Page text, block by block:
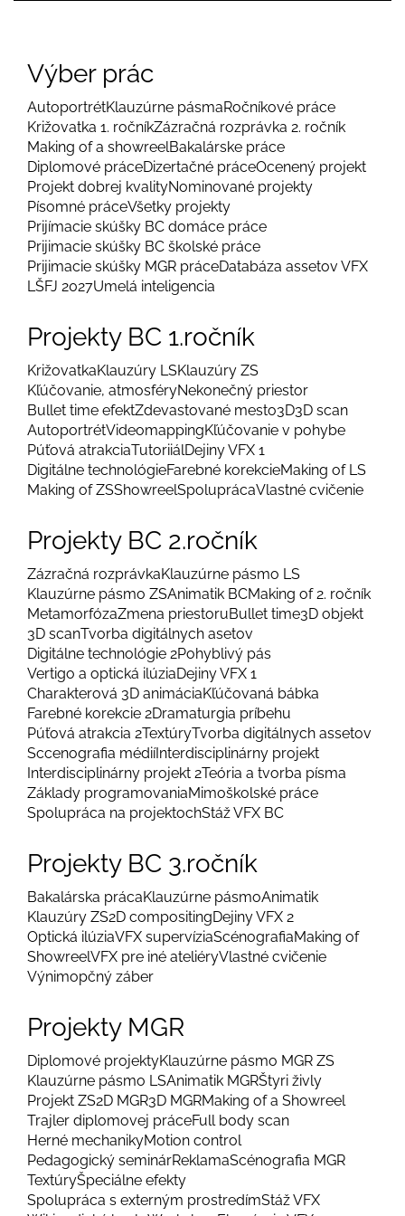
Výber prác
AutoportrétKlauzúrne pásmaRočníkové práce
Križovatka 1. ročníkZázračná rozprávka 2. ročník
Making of a showreelBakalárske práce
Diplomové práceDizertačné práceOcenený projekt
Projekt dobrej kvalityNominované projekty
Písomné práceVšetky projekty
Prijímacie skúšky BC domáce práce
Prijimacie skúšky BC školské práce
Prijimacie skúšky MGR práceDatabáza assetov VFX
LŠFJ 2027Umelá inteligencia
Projekty BC 1.ročník
KrižovatkaKlauzúry LSKlauzúry ZS
Kľúčovanie, atmosféryNekonečný priestor
Bullet time efektZdevastované mesto3D3D scan
AutoportrétVideomappingKľúčovanie v pohybe
Púťová atrakciaTutoriiálDejiny VFX 1
Digitálne technológieFarebné korekcieMaking of LS
Making of ZSShowreelSpoluprácaVlastné cvičenie
Projekty BC 2.ročník
Zázračná rozprávkaKlauzúrne pásmo LS
Klauzúrne pásmo ZSAnimatik BCMaking of 2. ročník
MetamorfózaZmena priestoruBullet time3D objekt
3D scanTvorba digitálnych asetov
Digitálne technológie 2Pohyblivý pás
Vertigo a optická ilúziaDejiny VFX 1
Charakterová 3D animáciaKľúčovaná bábka
Farebné korekcie 2Dramaturgia príbehu
Púťová atrakcia 2TextúryTvorba digitálnych assetov
Sccenografia médiíInterdisciplinárny projekt
Interdisciplinárny projekt 2Teória a tvorba písma
Základy programovaniaMimoškolské práce
Spolupráca na projektochStáž VFX BC
Projekty BC 3.ročník
Bakalárska prácaKlauzúrne pásmoAnimatik
Klauzúry ZS2D compositingDejiny VFX 2
Optická ilúziaVFX supervíziaScénografiaMaking of
ShowreelVFX pre iné ateliéryVlastné cvičenie
Výnimopčný záber
Projekty MGR
Diplomové projektyKlauzúrne pásmo MGR ZS
Klauzúrne pásmo LSAnimatik MGRŠtyri živly
Projekt ZS2D MGR3D MGRMaking of a Showreel
Trajler diplomovej práceFull body scan
Herné mechanikyMotion control
Pedagogický seminárReklamaScénografia MGR
TextúryŠpeciálne efekty
Spolupráca s externým prostredímStáž VFX